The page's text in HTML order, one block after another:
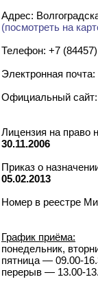
Адрес:
(посмотреть на
Телефон: +7
Электронная
Официальный сайт:
Лицензия на право
30.11.2006
Приказ о
05.02.2013
Номер в реестре
График приёма:
понедельник,
пятница — 09.00-
перерыв — 13.00-